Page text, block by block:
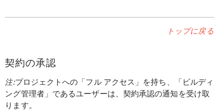
トップに戻る
契約の承認
注:プロジェクトへの「フル アクセス」を持ち、「ビルディ
ング管理者」であるユーザーは、契約承認の通知を受け取
ります。